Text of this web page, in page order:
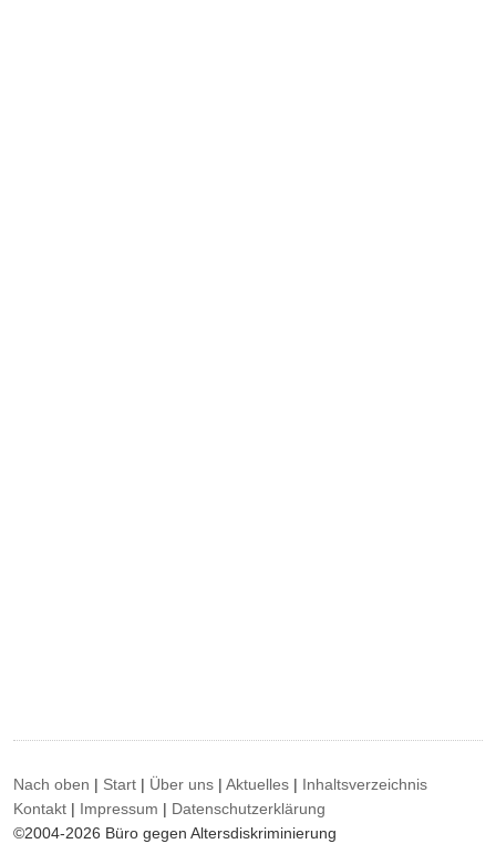
Nach oben | Start | Über uns |Aktuelles | Inhaltsverzeichnis
Kontakt | Impressum | Datenschutzerklärung
©2004-2026 Büro gegen Altersdiskriminierung